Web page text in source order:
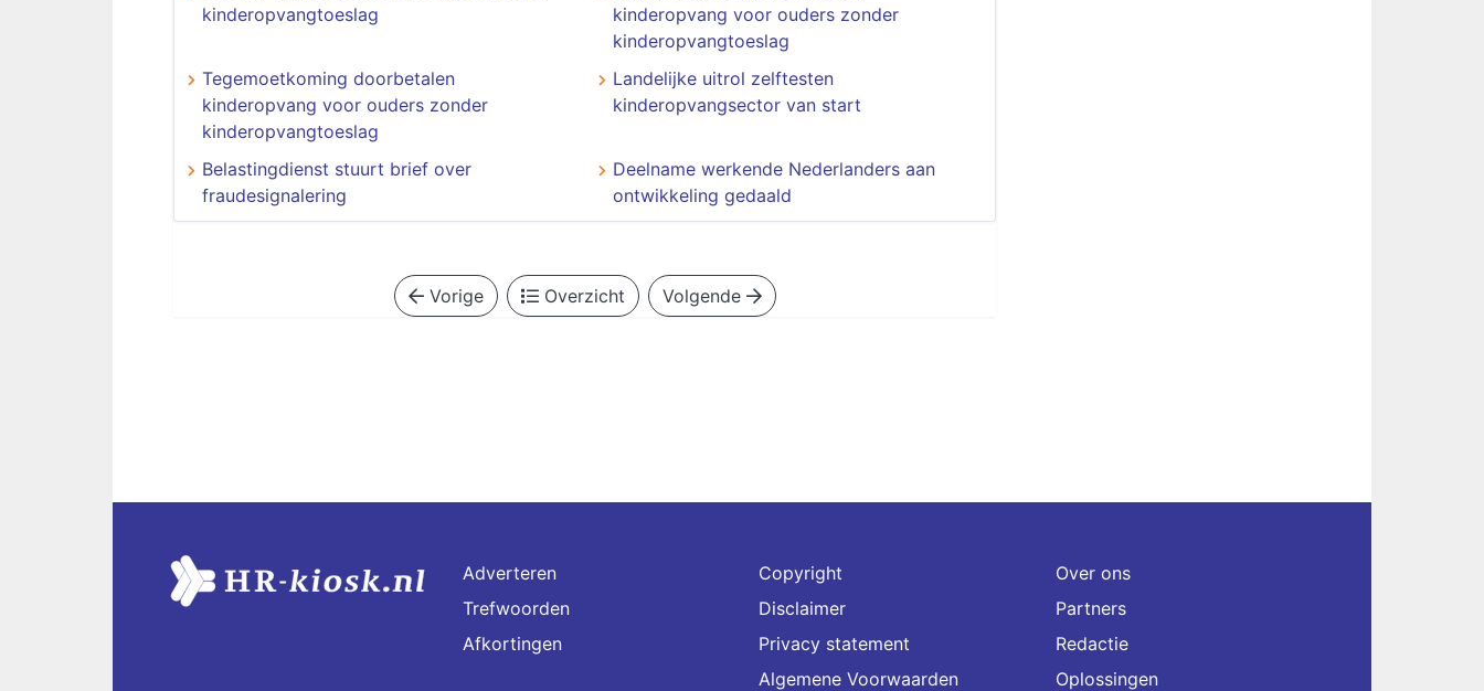
kinderopvangtoeslag
kinderopvang voor ouders zonder
kinderopvangtoeslag
Tegemoetkoming doorbetalen
kinderopvang voor ouders zonder
kinderopvangtoeslag
Landelijke uitrol zelftesten
kinderopvangsector van start
Belastingdienst stuurt brief over
fraudesignalering
Deelname werkende Nederlanders aan
ontwikkeling gedaald
Vorige Overzicht Volgende
Adverteren
Trefwoorden
Afkortingen
Copyright
Disclaimer
Privacy statement
Algemene Voorwaarden
Over ons
Partners
Redactie
Oplossingen